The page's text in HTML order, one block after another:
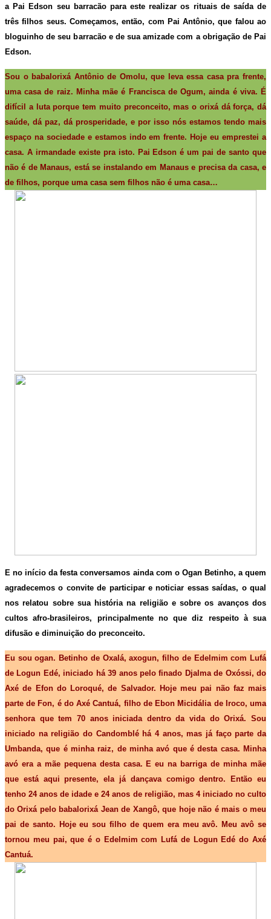
a Pai Edson seu barracão para este realizar os rituais de saída de
três filhos seus. Começamos, então, com Pai Antônio, que falou ao
bloguinho de seu barracão e de sua amizade com a obrigação de Pai
Edson.
Sou o babalorixá Antônio de Omolu, que leva essa casa pra frente,
uma casa de raiz. Minha mãe é Francisca de Ogum, ainda é viva. É
difícil a luta porque tem muito preconceito, mas o orixá dá força, dá
saúde, dá paz, dá prosperidade, e por isso nós estamos tendo mais
espaço na sociedade e estamos indo em frente. Hoje eu emprestei a
casa. A irmandade existe pra isto. Pai Edson é um pai de santo que
não é de Manaus, está se instalando em Manaus e precisa da casa, e
de filhos, porque uma casa sem filhos não é uma casa…
E no início da festa conversamos ainda com o Ogan Betinho, a quem
agradecemos o convite de participar e noticiar essas saídas, o qual
nos relatou sobre sua história na religião e sobre os avanços dos
cultos afro-brasileiros, principalmente no que diz respeito à sua
difusão e diminuição do preconceito.
Eu sou ogan. Betinho de Oxalá, axogun, filho de Edelmim com Lufá
de Logun Edé, iniciado há 39 anos pelo finado Djalma de Oxóssi, do
Axé de Efon do Loroqué, de Salvador. Hoje meu pai não faz mais
parte de Fon, é do Axé Cantuá, filho de Ebon Micidália de Iroco, uma
senhora que tem 70 anos iniciada dentro da vida do Orixá. Sou
iniciado na religião do Candomblé há 4 anos, mas já faço parte da
Umbanda, que é minha raiz, de minha avó que é desta casa. Minha
avó era a mãe pequena desta casa. E eu na barriga de minha mãe
que está aqui presente, ela já dançava comigo dentro. Então eu
tenho 24 anos de idade e 24 anos de religião, mas 4 iniciado no culto
do Orixá pelo babalorixá Jean de Xangô, que hoje não é mais o meu
pai de santo. Hoje eu sou filho de quem era meu avô. Meu avô se
tornou meu pai, que é o Edelmim com Lufá de Logun Edé do Axé
Cantuá.